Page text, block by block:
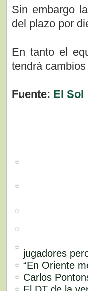
Sin embargo
del plazo por
En tanto el
tendrá
Fuente: El Sol
jugadores
“En Oriente
Carlos